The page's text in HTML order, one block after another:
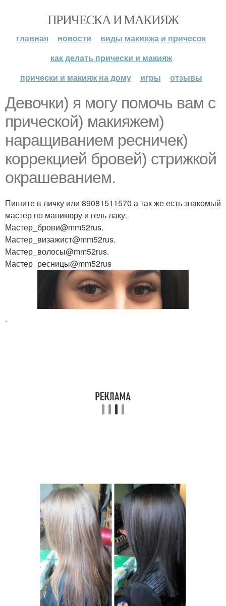
ПРИЧЕСКА И МАКИЯЖ
главная новости
виды макияжа и причесок
как делать прически и макияж
прически и макияж на дому
игры отзывы
Девочки) я могу помочь вам с
прической) макияжем)
наращиванием ресничек)
коррекцией бровей) стрижкой
окрашеванием.
Пишите в личку или 89081511570 а так же есть знакомый
мастер по маникюру и гель лаку.
Мастер_брови@mm52rus.
Мастер_визажист@mm52rus.
Мастер_волосы@mm52rus.
Мастер_ресницы@mm52rus
.